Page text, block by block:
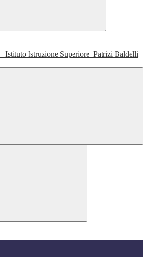
Istituto Istruzione Superiore Patrizi Baldelli